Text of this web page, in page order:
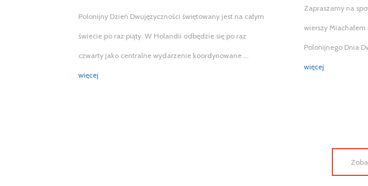
Polonijny Dzień Dwujęzyczności świętowany jest na całym
świecie po raz piąty. W Holandii odbędzie się po raz
czwarty jako centralne wydarzenie koordynowane ...
więcej
Zapraszamy na
wierszy
Polonijnego Dnia
więcej